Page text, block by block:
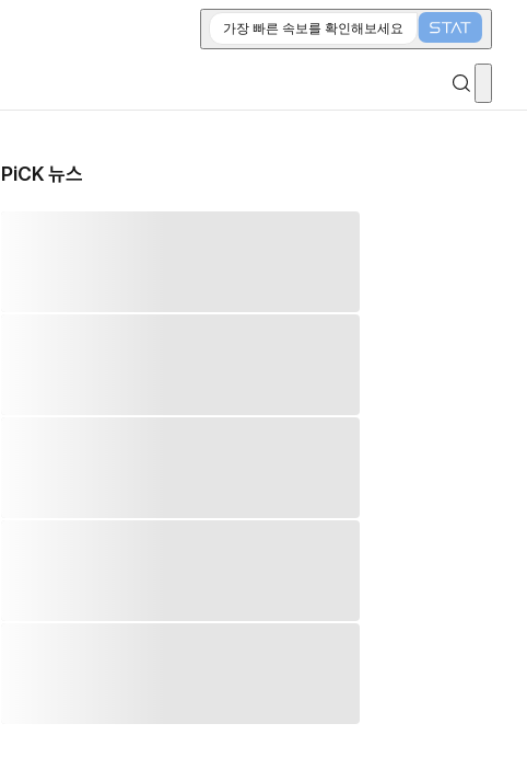
가장 빠른 속보를 확인해보세요
PiCK 뉴스